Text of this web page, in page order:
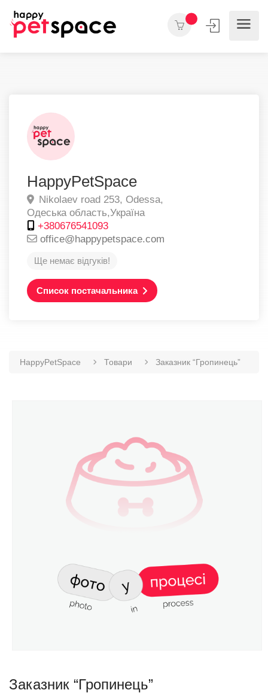
HappyPetSpace
Nikolaev road 253, Odessa,
Одеська область,Україна
+380676541093
office@happypetspace.com
Ще немає відгуків!
Список постачальника
HappyPetSpace Товари Заказник “Гропинець”
Заказник “Гропинець”